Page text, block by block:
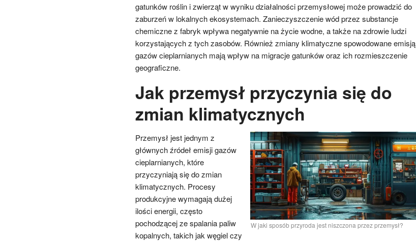
gatunków roślin i zwierząt w wyniku działalności przemysłowej może prowadzić do
zaburzeń w lokalnych ekosystemach. Zanieczyszczenie wód przez substancje
chemiczne z fabryk wpływa negatywnie na życie wodne, a także na zdrowie ludzi
korzystających z tych zasobów. Również zmiany klimatyczne spowodowane emisją
gazów cieplarnianych mają wpływ na migracje gatunków oraz ich rozmieszczenie
geograficzne.
Jak przemysł przyczynia się do
zmian klimatycznych
W jaki sposób przyroda jest niszczona przez przemysł?
Przemysł jest jednym z
głównych źródeł emisji gazów
cieplarnianych, które
przyczyniają się do zmian
klimatycznych. Procesy
produkcyjne wymagają dużej
ilości energii, często
pochodzącej ze spalania paliw
kopalnych, takich jak węgiel czy